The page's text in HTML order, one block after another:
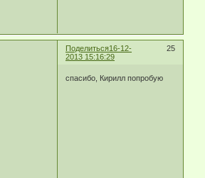
Поделиться 25
16-12-
2013 15:16:29
спасибо, Кирилл попробую